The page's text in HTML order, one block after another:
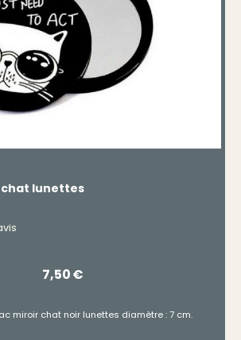
lunettes
7,50€
miroir chat noir lunettes diamètre : 7 cm.